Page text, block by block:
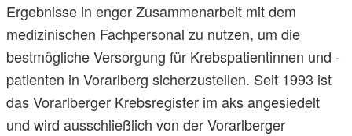
Ergebnisse in enger Zusammenarbeit mit dem
medizinischen Fachpersonal zu nutzen, um die
bestmögliche Versorgung für Krebspatientinnen und -
patienten in Vorarlberg sicherzustellen. Seit 1993 ist
das Vorarlberger Krebsregister im aks angesiedelt
und wird ausschließlich von der Vorarlberger